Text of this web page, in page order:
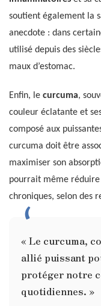
soutient également la
anecdote : dans
utilisé depuis des
maux d’estomac.
Enfin, le curcuma,
couleur éclatante et
composé aux
curcuma doit être
maximiser son
pourrait même réduire
chroniques, selon des
« Le curcuma,
allié puissant
protéger notre
quotidiennes. »